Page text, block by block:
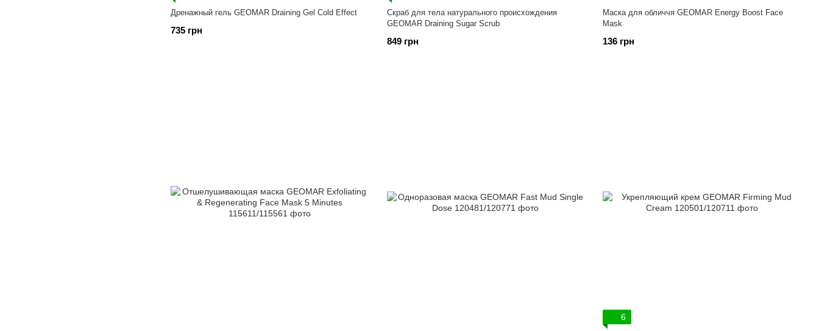
Дренажный гель GEOMAR Draining Gel Cold Effect
735 грн
Скраб для тела натурального происхождения
GEOMAR Draining Sugar Scrub
849 грн
Маска для обличчя GEOMAR Energy Boost Face
Mask
136 грн
6